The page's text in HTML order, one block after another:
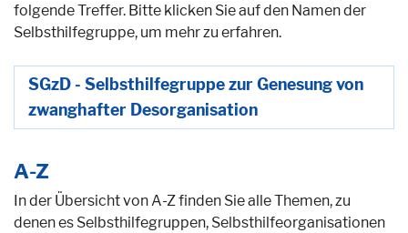
folgende Treffer. Bitte klicken Sie auf den Namen der
Selbsthilfegruppe, um mehr zu erfahren.
SGzD - Selbsthilfegruppe zur Genesung von
zwanghafter Desorganisation
A-Z
In der Übersicht von A-Z finden Sie alle Themen, zu
denen es Selbsthilfegruppen, Selbsthilfeorganisationen